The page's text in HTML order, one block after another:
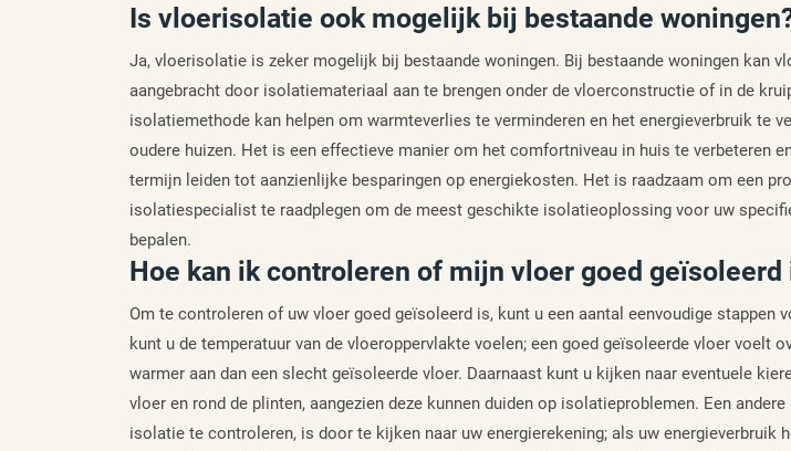
Is vloerisolatie ook mogelijk bij bestaande
Ja, vloerisolatie is zeker mogelijk bij bestaande woningen. Bij bestaande woningen kan
aangebracht door isolatiemateriaal aan te brengen onder de vloerconstructie of in de
isolatiemethode kan helpen om warmteverlies te verminderen en het energieverbruik te
oudere huizen. Het is een effectieve manier om het comfortniveau in huis te verbeteren
termijn leiden tot aanzienlijke besparingen op energiekosten. Het is raadzaam om een
isolatiespecialist te raadplegen om de meest geschikte isolatieoplossing voor uw
bepalen.
Hoe kan ik controleren of mijn vloer goed geïsoleerd
Om te controleren of uw vloer goed geïsoleerd is, kunt u een aantal eenvoudige stappen
kunt u de temperatuur van de vloeroppervlakte voelen; een goed geïsoleerde vloer voelt
warmer aan dan een slecht geïsoleerde vloer. Daarnaast kunt u kijken naar eventuele
vloer en rond de plinten, aangezien deze kunnen duiden op isolatieproblemen. Een
isolatie te controleren, is door te kijken naar uw energierekening; als uw energieverbruik